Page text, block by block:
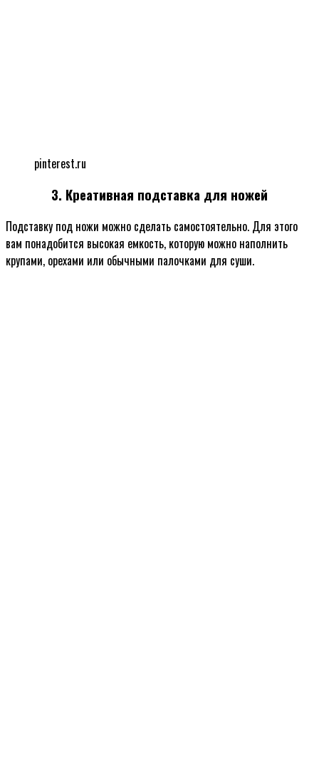
pinterest.ru
3. Креативная подставка для ножей
Подставку под ножи можно сделать самостоятельно. Для этого
вам понадобится высокая емкость, которую можно наполнить
крупами, орехами или обычными палочками для суши.